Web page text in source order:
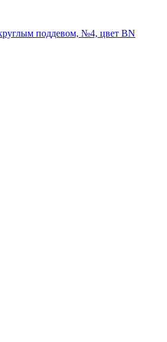
поддевом, №4, цвет BN